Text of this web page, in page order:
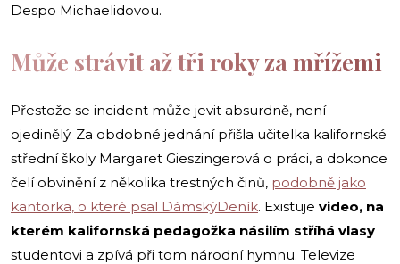
Despo Michaelidovou.
Může strávit až tři roky za mřížemi
Přestože se incident může jevit absurdně, není
ojedinělý. Za obdobné jednání přišla učitelka kalifornské
střední školy Margaret Gieszingerová o práci, a dokonce
čelí obvinění z několika trestných činů, podobně jako
kantorka, o které psal DámskýDeník. Existuje video, na
kterém kalifornská pedagožka násilím stříhá vlasy
studentovi a zpívá při tom národní hymnu. Televize